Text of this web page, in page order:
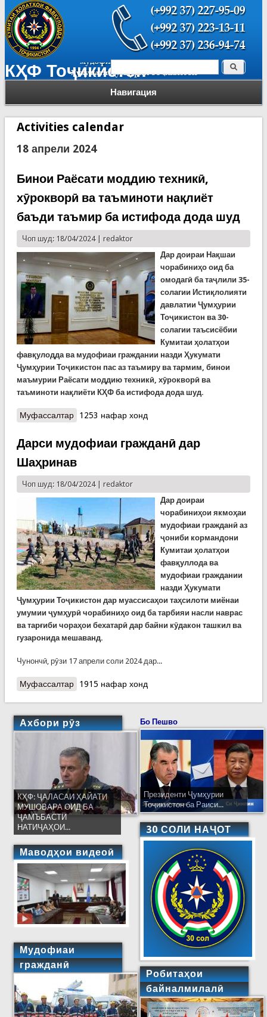
КҲФ Тоҷикистон
Навигация
Форма поиска Поиск
Activities calendar
18 апрели 2024
Бинои Раёсати моддию техникӣ,
хӯрокворӣ ва таъминоти нақлиёт
баъди таъмир ба истифода дода шуд
Чоп шуд: 18/04/2024 | redaktor
Дар доираи Нақшаи
чорабиниҳо оид ба
омодагӣ ба таҷлили 35-
солагии Истиқлолияти
давлатии Ҷумҳурии
Тоҷикистон ва 30-
солагии таъсисёбии
Кумитаи ҳолатҳои
фавқулодда ва мудофиаи граждании назди Ҳукумати
Ҷумҳурии Тоҷикистон пас аз таъмирува тармим, бинои
маъмурии Раёсати моддию техникӣ, хӯрокворӣ ва
таъминоти нақлиёти КҲФ ба истифода дода шуд.
Муфассалтаро Бинои Раёсати моддию техникӣ, хӯрокворӣ ва
дода шуд
1253 нафар хонд
Дарси мудофиаи гражданӣ дар
Шаҳринав
Чоп шуд: 18/04/2024 | redaktor
Дар доираи
чорабиниҳои якмоҳаи
мудофиаи гражданӣ аз
ҷониби кормандони
Кумитаи ҳолатҳои
фавқуллода ва
мудофиаи граждании
назди Ҳукумати
Ҷумҳурии Тоҷикистон дар муассисаҳои таҳсилоти миёнаи
умумии ҷумҳурӣ чорабиниҳо оид ба тарбияи насли наврас
ва тарғиби чораҳои бехатарӣ дар байни кӯдакон ташкил ва
гузаронида мешаванд.
Чунончӣ, рӯзи 17 апрели соли 2024 дар...
Муфассалтаро Дарси мудофиаи гражданӣ дар Шаҳринав
1915 нафар хонд
Ахбори рӯз
КҲФ: ҶАЛАСАИ ҲАЙАТИ
МУШОВАРА ОИД БА
ҶАМЪБАСТИ
НАТИҶАҲОИ...
Маводҳои видеоӣ
Мудофиаи
гражданӣ
Бо Пешво
Президенти Ҷумҳурии
Тоҷикистон ба Раиси...
30 СОЛИ НАҶОТ
Робитаҳои
байналмилалӣ